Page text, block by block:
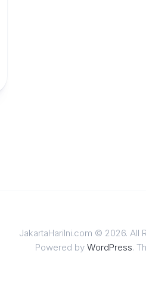
JakartaHariIni.com © 2026. All
Powered by WordPress.